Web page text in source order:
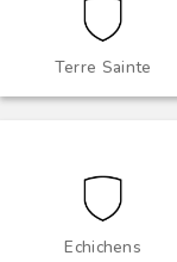
Terre Sainte
Echichens